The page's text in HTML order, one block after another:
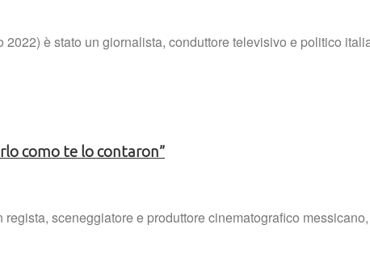
è stato un giornalista, conduttore televisivo e politico
como te lo contaron”
sceneggiatore e produttore cinematografico